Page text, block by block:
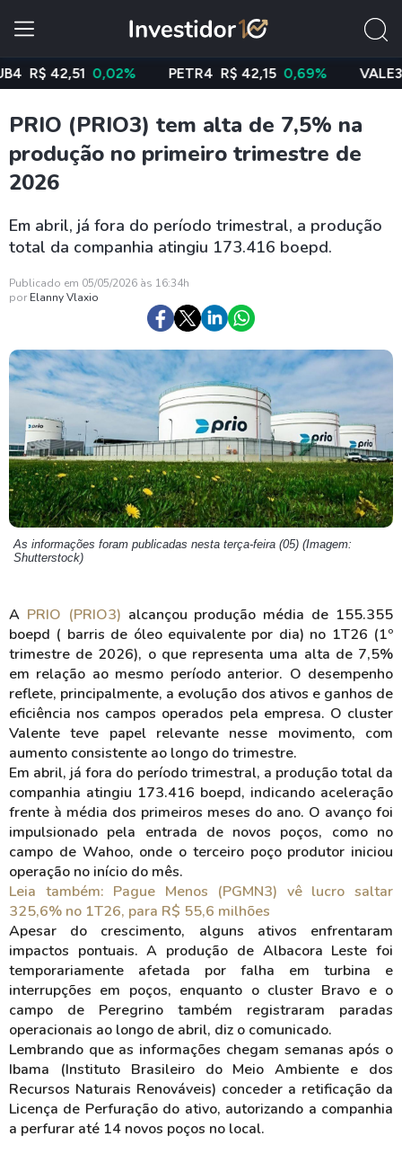
42,51 0,02% PETR4 R$ 42,15 0,69% VALE3 R$
PRIO (PRIO3) tem alta de 7,5% na
produção no primeiro trimestre de
2026
Em abril, já fora do período trimestral, a produção
total da companhia atingiu 173.416 boepd.
Publicado em 05/05/2026 às 16:34h
por Elanny Vlaxio
As informações foram publicadas nesta terça-feira (05) (Imagem:
Shutterstock)
A PRIO (PRIO3) alcançou produção média de 155.355
boepd ( barris de óleo equivalente por dia) no 1T26 (1º
trimestre de 2026), o que representa uma alta de 7,5%
em relação ao mesmo período anterior. O desempenho
reflete, principalmente, a evolução dos ativos e ganhos de
eficiência nos campos operados pela empresa. O cluster
Valente teve papel relevante nesse movimento, com
aumento consistente ao longo do trimestre.
Em abril, já fora do período trimestral, a produção total da
companhia atingiu 173.416 boepd, indicando aceleração
frente à média dos primeiros meses do ano. O avanço foi
impulsionado pela entrada de novos poços, como no
campo de Wahoo, onde o terceiro poço produtor iniciou
operação no início do mês.
Leia também: Pague Menos (PGMN3) vê lucro saltar
325,6% no 1T26, para R$ 55,6 milhões
Apesar do crescimento, alguns ativos enfrentaram
impactos pontuais. A produção de Albacora Leste foi
temporariamente afetada por falha em turbina e
interrupções em poços, enquanto o cluster Bravo e o
campo de Peregrino também registraram paradas
operacionais ao longo de abril, diz o comunicado.
Lembrando que as informações chegam semanas após o
Ibama (Instituto Brasileiro do Meio Ambiente e dos
Recursos Naturais Renováveis) conceder a retificação da
Licença de Perfuração do ativo, autorizando a companhia
a perfurar até 14 novos poços no local.